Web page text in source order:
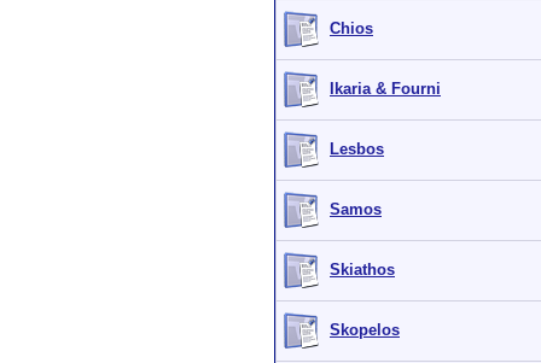
Chios
Ikaria & Fourni
Lesbos
Samos
Skiathos
Skopelos